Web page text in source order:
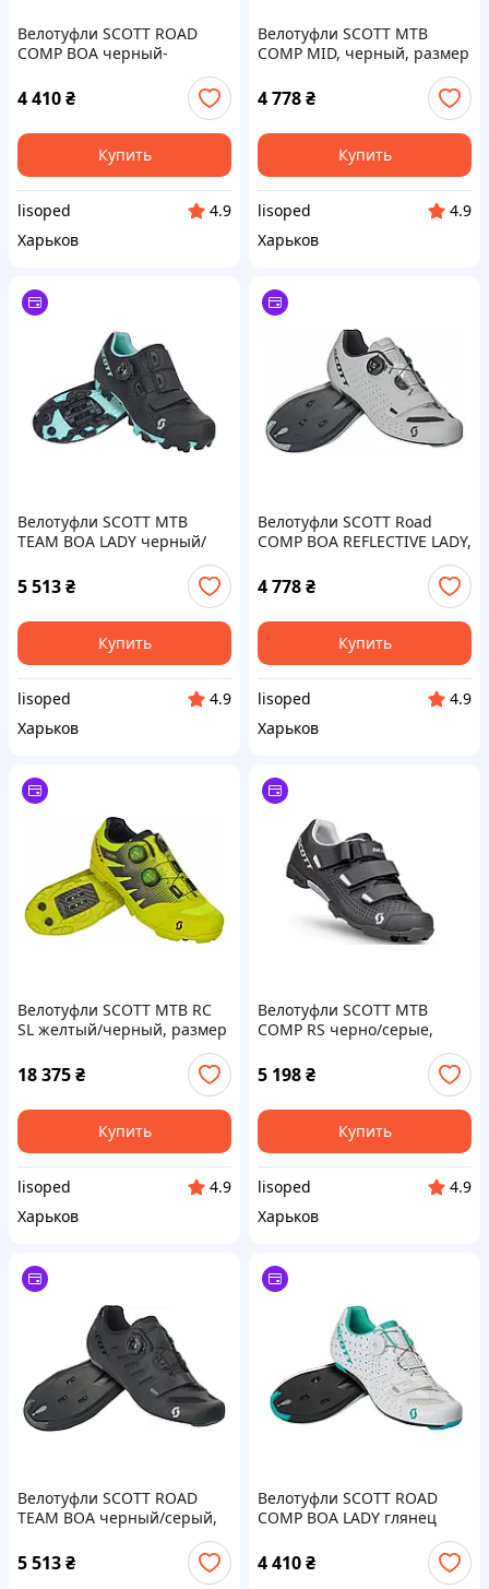
Велотуфли SCOTT ROAD
COMP BOA черный-
серебристый, размер 46
(251817)
4 410₴
Купить
lisoped
4.9
Харьков
Велотуфли SCOTT MTB
COMP MID, черный, размер
4 778₴
Купить
lisoped
4.9
Харьков
Велотуфли SCOTT MTB
TEAM BOA LADY черный/
(281215)
5 513₴
Купить
lisoped
4.9
Харьков
Велотуфли SCOTT Road
COMP BOA REFLECTIVE LADY,
серые, размер 36 (270596)
4 778₴
Купить
lisoped
4.9
Харьков
Велотуфли SCOTT MTB RC
SL желтый/черный, размер
18 375₴
Купить
lisoped
4.9
Харьков
Велотуфли SCOTT MTB
COMP RS черно/серые,
5 198₴
Купить
lisoped
4.9
Харьков
Велотуфли SCOTT ROAD
TEAM BOA черный/серый,
5 513₴
Велотуфли SCOTT ROAD
COMP BOA LADY глянец
синий, размер 37 (251824)
4 410₴